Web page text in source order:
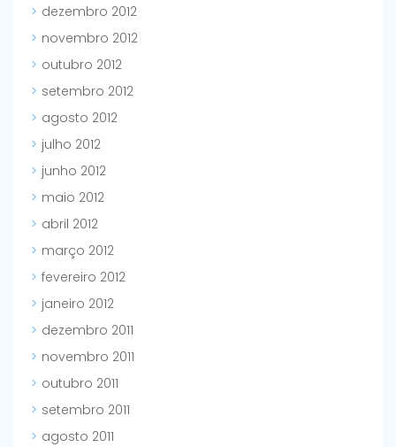
dezembro 2012
novembro 2012
outubro 2012
setembro 2012
agosto 2012
julho 2012
junho 2012
maio 2012
abril 2012
março 2012
fevereiro 2012
janeiro 2012
dezembro 2011
novembro 2011
outubro 2011
setembro 2011
agosto 2011